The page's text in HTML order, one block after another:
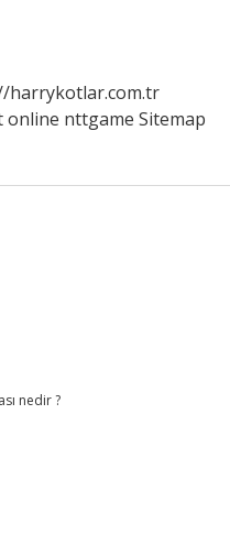
harrykotlar.com.tr
online nttgame Sitemap
nedir ?